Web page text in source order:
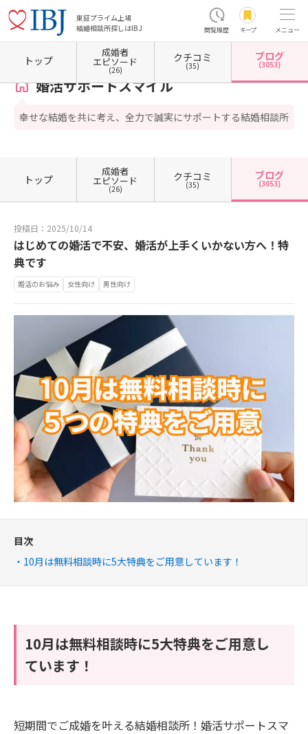
東証プライム上場
結婚相談所探しはIBJ
閲覧履歴 キープ メニュー
ホーム 奈良県の結婚相談所 婚活サポートスマイル カウンセラーブログ一覧 カウンセ
婚活サポートスマイル
幸せな結婚を共に考え、全力で誠実にサポートする結婚相談所
トップ
成婚者
エピソード
(26)
クチコミ
(35)
ブログ
(3053)
トップ
成婚者
エピソード
(26)
クチコミ
(35)
ブログ
(3053)
投稿日：2025/10/14
はじめての婚活で不安、婚活が上手くいかない方へ！特
典です
婚活のお悩み 女性向け 男性向け
目次
10月は無料相談時に5大特典をご用意しています！
10月は無料相談時に5大特典をご用意し
ています！
短期間でご成婚を叶える結婚相談所！婚活サポートスマ